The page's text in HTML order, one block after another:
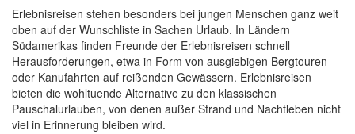
Erlebnisreisen stehen besonders bei jungen Menschen ganz weit
oben auf der Wunschliste in Sachen Urlaub. In Ländern
Südamerikas finden Freunde der Erlebnisreisen schnell
Herausforderungen, etwa in Form von ausgiebigen Bergtouren
oder Kanufahrten auf reißenden Gewässern. Erlebnisreisen
bieten die wohltuende Alternative zu den klassischen
Pauschalurlauben, von denen außer Strand und Nachtleben nicht
viel in Erinnerung bleiben wird.